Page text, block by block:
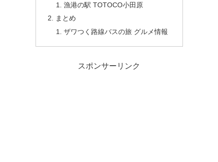
漁港の駅 TOTOCO小田原
まとめ
ザワつく路線バスの旅 グルメ情報
スポンサーリンク